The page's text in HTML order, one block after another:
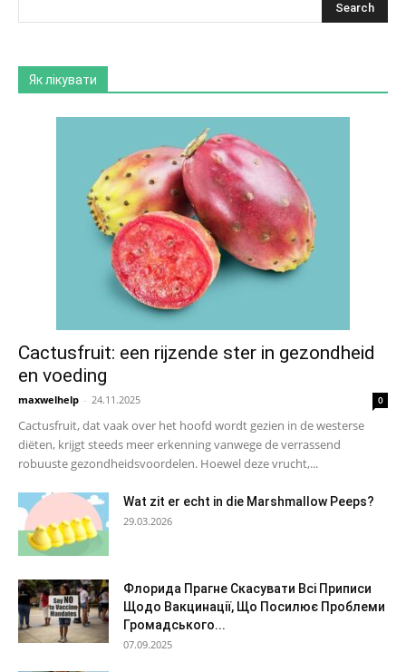
Як лікувати
Cactusfruit: een rijzende ster in gezondheid
en voeding
maxwelhelp - 24.11.2025 0
Cactusfruit, dat vaak over het hoofd wordt gezien in de westerse
diëten, krijgt steeds meer erkenning vanwege de verrassend
robuuste gezondheidsvoordelen. Hoewel deze vrucht,...
Wat zit er echt in die Marshmallow Peeps?
29.03.2026
Флорида Прагне Скасувати Всі Приписи
Щодо Вакцинації, Що Посилює Проблеми
Громадського...
07.09.2025